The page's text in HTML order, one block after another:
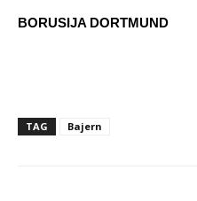
BORUSIJA DORTMUND
TAG Bajern